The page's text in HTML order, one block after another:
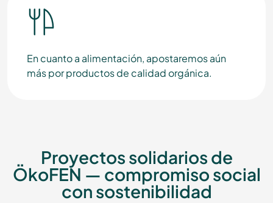
En cuanto a alimentación, apostaremos aún
más por productos de calidad orgánica.
Proyectos solidarios de
ÖkoFEN — compromiso social
con sostenibilidad